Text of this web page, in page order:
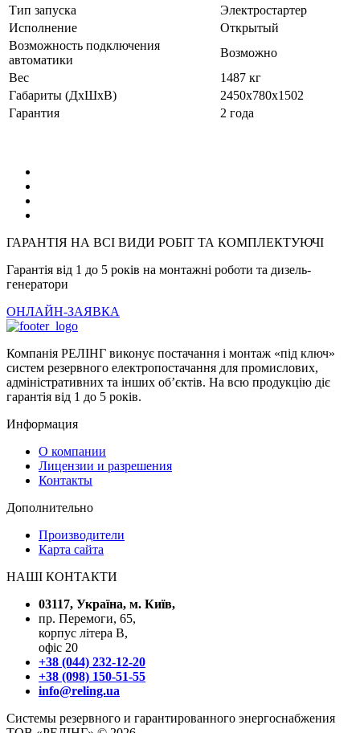
Тип запуска
Электростартер
Исполнение
Открытый
Возможность подключения
автоматики
Возможно
Вес
1487 кг
Габариты (ДхШхВ)
2450x780x1502
Гарантия
2 года
ГАРАНТІЯ НА ВСІ ВИДИ РОБІТ ТА КОМПЛЕКТУЮЧІ
Гарантія від 1 до 5 років на монтажні роботи та дизель-
генератори
ОНЛАЙН-ЗАЯВКА
Компанія РЕЛІНГ виконує постачання і монтаж «під ключ»
систем резервного електропостачання для промислових,
адміністративних та інших об’єктів. На всю продукцію діє
гарантія від 1 до 5 років.
Информация
О компании
Лицензии и разрешения
Контакты
Дополнительно
Производители
Карта сайта
НАШІ КОНТАКТИ
03117, Україна, м. Київ,
пр. Перемоги, 65,
корпус літера В,
офіс 20
+38 (044) 232-12-20
+38 (098) 150-51-55
info@reling.ua
Системы резервного и гарантированного энергоснабжения